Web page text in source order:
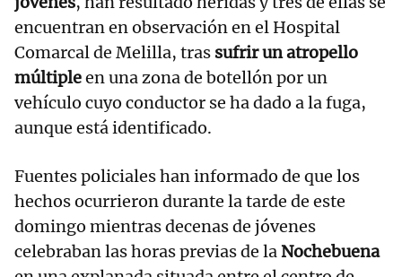
encuentran en observación en el Hospital
Comarcal de Melilla, tras sufrir un atropello
múltipleen una zona de botellón por un
vehículo cuyo conductor se ha dado a la fuga,
aunque está identificado.
Fuentes policiales han informado de que los
hechos ocurrieron durante la tarde de este
domingo mientras decenas de jóvenes
celebraban las horas previas de la Nochebuena